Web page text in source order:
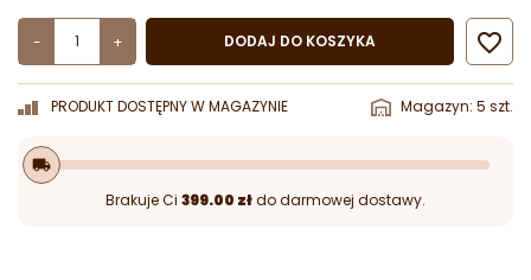
- + DODAJ DO KOSZYKA 
PRODUKT DOSTĘPNY W MAGAZYNIE Magazyn: 5 szt.
local_shipping
Brakuje Ci 399.00 złdo darmowej dostawy.